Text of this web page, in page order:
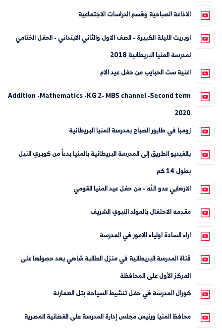
الاذاعة الصباحية وقسم الدراسات الاجتماعية
اوبريت الليلة الكبيرة - الصف الاول والثاني الابتدائي - الحفل الختامي
لمدرسة المنيا البريطانية 2018
اغنية ست الحبايب من حفل عيد الام
Addition -Mathematics -KG 2- MBS channel -Second term
2020
زومبا في طابور الصباح بمدرسة المنيا البريطانية
بالفيديو الطريق إلى المدرسة البريطانية بالمنيا بدءاً من كوبري النيل
بطول 14 كم
الارهابي عدو الله - من حفل عيد المنيا القومي
مقدمه الاحتفال بالمولد النبوي الشريف
اراء السادة اولياء الامور في المدرسة
قناة المدرسة البريطانية في منزل الطالبة شاهي بعد حصولها على
المركز الأول على المحافظة
كورال المدرسة في حفل تنشيط السياحة بتل العمارنة
محافظ المنيا ورئيس مجلس إدارة المدرسة على الفضائية المصرية